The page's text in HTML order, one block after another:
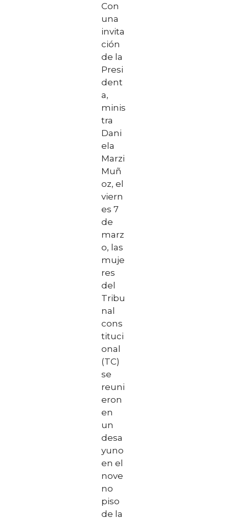
Con
una
invita
ción
de la
Presi
dent
a,
minis
tra
Dani
ela
Marzi
Muñ
oz, el
viern
es 7
de
marz
o, las
muje
res
del
Tribu
nal
cons
tituci
onal
(TC)
se
reuni
eron
en
un
desa
yuno
en el
nove
no
piso
de la